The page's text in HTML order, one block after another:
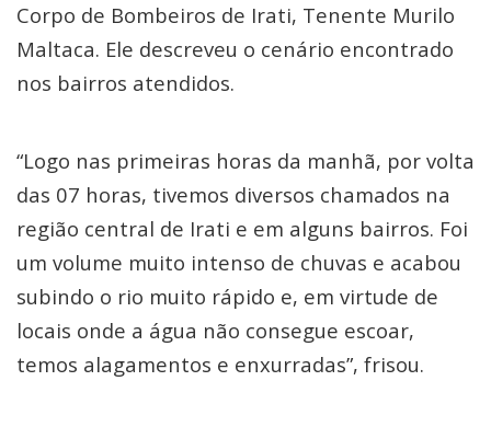
Corpo de Bombeiros de Irati, Tenente Murilo
Maltaca. Ele descreveu o cenário encontrado
nos bairros atendidos.
“Logo nas primeiras horas da manhã, por volta
das 07 horas, tivemos diversos chamados na
região central de Irati e em alguns bairros. Foi
um volume muito intenso de chuvas e acabou
subindo o rio muito rápido e, em virtude de
locais onde a água não consegue escoar,
temos alagamentos e enxurradas”, frisou.